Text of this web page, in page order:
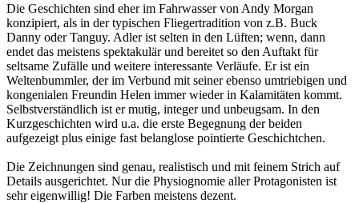
Die Geschichten sind eher im Fahrwasser von Andy Morgan
konzipiert, als in der typischen Fliegertradition von z.B. Buck
Danny oder Tanguy. Adler ist selten in den Lüften; wenn, dann
endet das meistens spektakulär und bereitet so den Auftakt für
seltsame Zufälle und weitere interessante Verläufe. Er ist ein
Weltenbummler, der im Verbund mit seiner ebenso umtriebigen und
kongenialen Freundin Helen immer wieder in Kalamitäten kommt.
Selbstverständlich ist er mutig, integer und unbeugsam. In den
Kurzgeschichten wird u.a. die erste Begegnung der beiden
aufgezeigt plus einige fast belanglose pointierte Geschichtchen.
Die Zeichnungen sind genau, realistisch und mit feinem Strich auf
Details ausgerichtet. Nur die Physiognomie aller Protagonisten ist
sehr eigenwillig! Die Farben meistens dezent.